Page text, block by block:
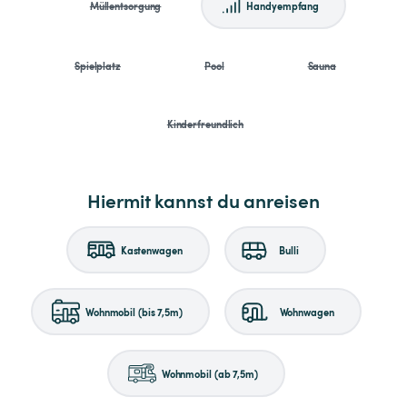
Müllentsorgung Handyempfang
Spielplatz Pool Sauna
Kinderfreundlich
Hiermit kannst du anreisen
Kastenwagen Bulli
Wohnmobil (bis 7,5m) Wohnwagen
Wohnmobil (ab 7,5m)